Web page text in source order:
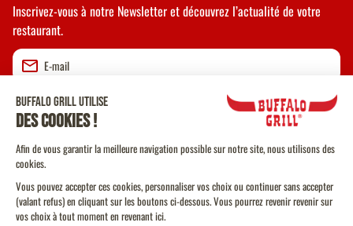
Inscrivez-vous à notre Newsletter et découvrez l’actualité de votre
restaurant.
Valider